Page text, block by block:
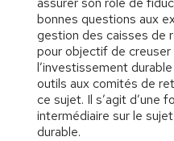
bonnes questions aux
gestion des caisses de
pour objectif de creuser
l’investissement
outils aux comités de
ce sujet. Il s’agit d’une
intermédiaire sur le
durable.